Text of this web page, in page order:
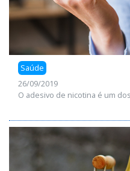
Saúde
26/09/2019
O adesivo de nicotina é um